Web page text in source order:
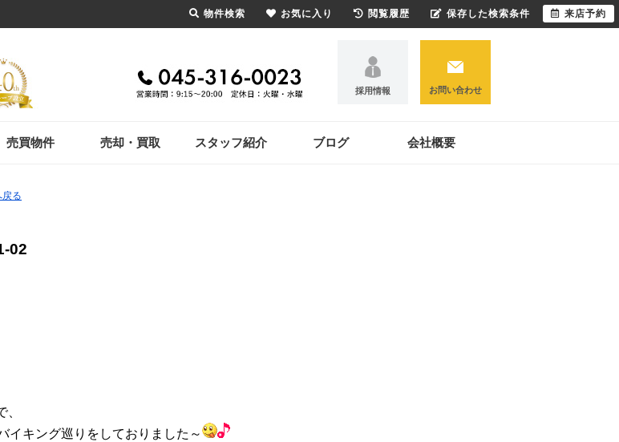
採用情報 お問い合わせ
売買物件 売却・買取 スタッフ紹介 ブログ 会社概要
戻る
02
イキング巡りをしておりました～
物件検索 お気に入り 閲覧履歴 保存した検索条件 来店予約